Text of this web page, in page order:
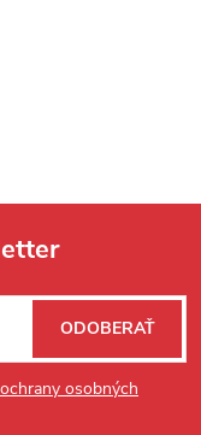
osobných
ODOBERAŤ